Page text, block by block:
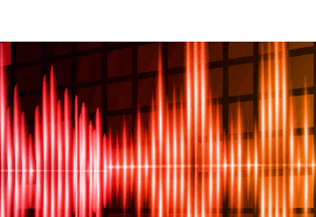
de inspiración musical